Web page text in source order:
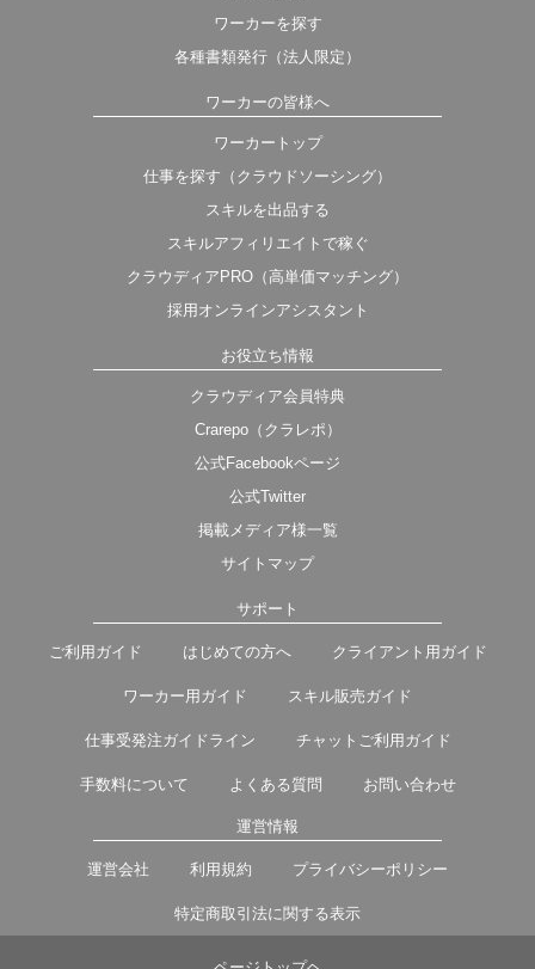
ワーカーを探す
各種書類発行（法人限定）
ワーカーの皆様へ
ワーカートップ
仕事を探す（クラウドソーシング）
スキルを出品する
スキルアフィリエイトで稼ぐ
クラウディアPRO（高単価マッチング）
採用オンラインアシスタント
お役立ち情報
クラウディア会員特典
Crarepo（クラレポ）
公式Facebookページ
公式Twitter
掲載メディア様一覧
サイトマップ
サポート
ご利用ガイド はじめての方へ クライアント用ガイド
ワーカー用ガイド スキル販売ガイド
仕事受発注ガイドライン チャットご利用ガイド
手数料について よくある質問 お問い合わせ
運営情報
運営会社 利用規約 プライバシーポリシー
特定商取引法に関する表示